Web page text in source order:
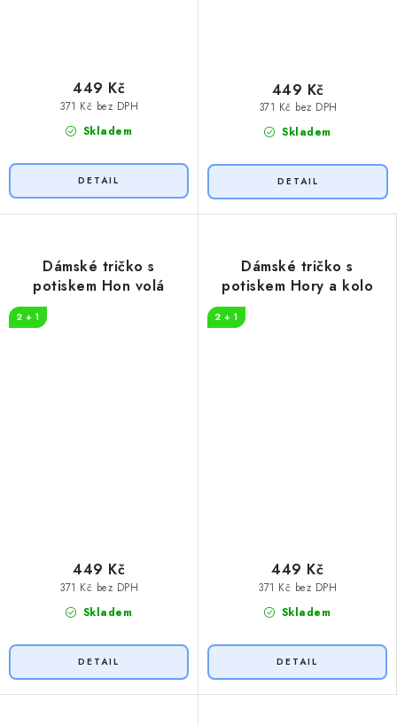
Skladem
371 Kč bez DPH
449 Kč
Skladem
371 Kč bez DPH
449 Kč
Dámské tričko s
potiskem Hon volá
2 + 1
Skladem
371 Kč bez DPH
449 Kč
Dámské tričko s
potiskem Hory a kolo
2 + 1
Skladem
371 Kč bez DPH
449 Kč